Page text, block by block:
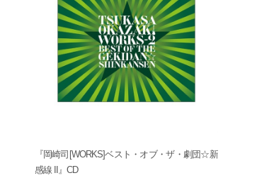
『岡崎司[WORKS]ベスト・オブ・ザ・劇団☆新
感線 II』CD